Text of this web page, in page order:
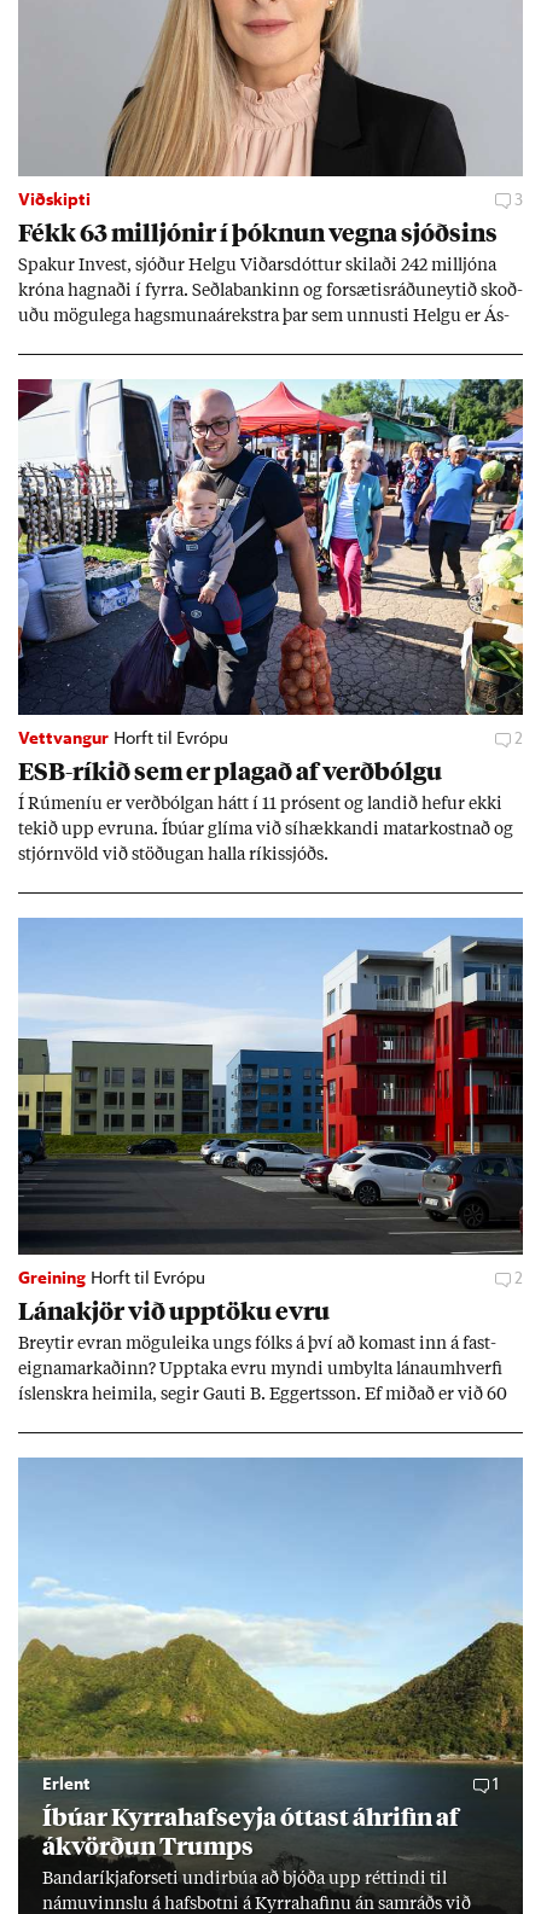
Viðskipti 3
Fékk 63 millj­ón­ir í þókn­un vegna sjóðs­ins
Spak­ur In­vest, sjóð­ur Helgu Við­ars­dótt­ur skil­aði 242 millj­óna
króna hagn­aði í fyrra. Seðla­bank­inn og for­sæt­is­ráðu­neyt­ið skoð­
uðu mögu­lega hags­muna­árekstra þar sem unnusti Helgu er Ás­
Vettvangur Horft til Evrópu 2
ESB-rík­ið sem er plag­að af verð­bólgu
Í Rúm­en­íu er verð­bólg­an hátt í 11 pró­sent og land­ið hef­ur ekki
tek­ið upp evr­una. Íbú­ar glíma við sí­hækk­andi mat­ar­kostn­að og
stjórn­völd við stöð­ug­an halla rík­is­sjóðs.
Greining Horft til Evrópu 2
Lána­kjör við upp­töku evru
Breyt­ir evr­an mögu­leika ungs fólks á því að kom­ast inn á fast­
eigna­mark­að­inn? Upp­taka evru myndi um­bylta lánaum­hverfi
ís­lenskra heim­ila, seg­ir Gauti B. Eggerts­son. Ef mið­að er við 60
Erlent 1
Íbú­ar Kyrra­hafs­eyja ótt­ast áhrif­in af
ákvörð­un Trumps
Banda­ríkja­for­seti und­ir­búa að bjóða upp rétt­indi til
námu­vinnslu á hafs­botni á Kyrra­haf­inu án sam­ráðs við